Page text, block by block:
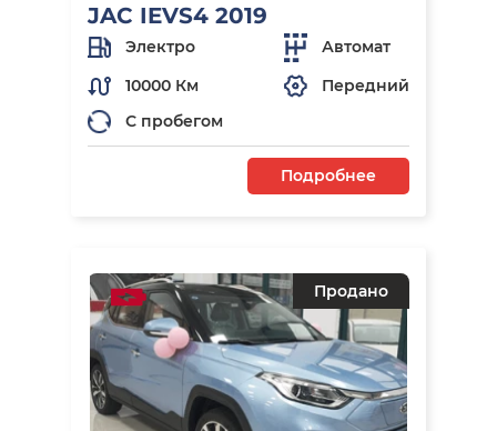
JAC IEVS4 2019
Электро
Автомат
10000 Км
Передний
С пробегом
Подробнее
Продано